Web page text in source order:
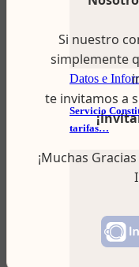
Datos e
Servicio
tarifas…
Si nuestro
simplemente
te invitamos a
¡Muchas